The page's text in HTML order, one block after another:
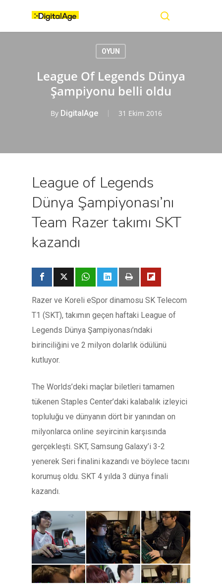
content
OYUN
League Of Legends Dünya
Şampiyonu belli oldu
By DigitalAge 31 Ekim 2016
League of Legends
Dünya Şampiyonası’nı
Team Razer takımı SKT
kazandı
Razer ve Koreli eSpor dinamosu SK Telecom
T1 (SKT), takımın geçen haftaki League of
Legends Dünya Şampiyonası’ndaki
birinciliğini ve 2 milyon dolarlık ödülünü
kutluyor.
The Worlds’deki maçlar biletleri tamamen
tükenen Staples Center’daki kalabalık izleyici
topluluğu ve dünyanın dört bir yanından on
milyonlarca online seyircinin karşısında
gerçekleşti. SKT, Samsung Galaxy’i 3-2
yenerek Seri finalini kazandı ve böylece tacını
korumuş oldu. SKT 4 yılda 3 dünya finali
kazandı.